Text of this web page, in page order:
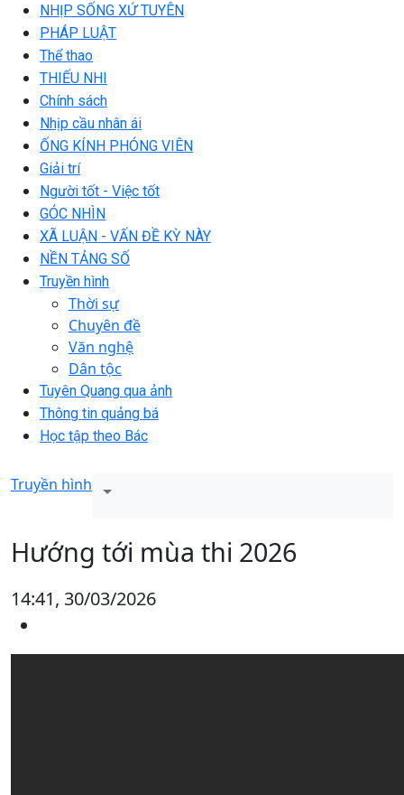
NHỊP SỐNG XỨ TUYÊN
PHÁP LUẬT
Thể thao
THIẾU NHI
Chính sách
Nhịp cầu nhân ái
ỐNG KÍNH PHÓNG VIÊN
Giải trí
Người tốt - Việc tốt
GÓC NHÌN
XÃ LUẬN - VẤN ĐỀ KỲ NÀY
NỀN TẢNG SỐ
Truyền hình
Thời sự
Chuyên đề
Văn nghệ
Dân tộc
Tuyên Quang qua ảnh
Thông tin quảng bá
Học tập theo Bác
Truyền hình
Hướng tới mùa thi 2026
14:41, 30/03/2026